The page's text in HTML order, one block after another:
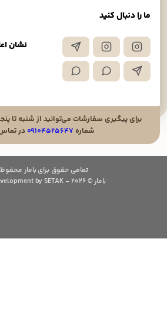
دنبال کنید
نشان اعتماد
۰۹۱۰۴۵۲۵۶۴۷در تماس باشید.
تمامی حقوق برای بامار محفوظ است.